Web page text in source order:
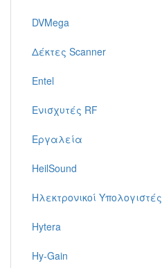
DVMega
Δέκτες Scanner
Entel
Ενισχυτές RF
Εργαλεία
HeilSound
Ηλεκτρονικοί Υπολογιστές
Hytera
Hy-Gain